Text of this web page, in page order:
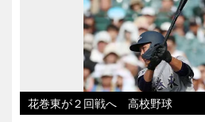
花巻東が２回戦へ 高校野球